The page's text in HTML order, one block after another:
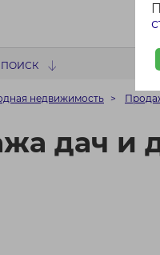
недвижимость
дач и